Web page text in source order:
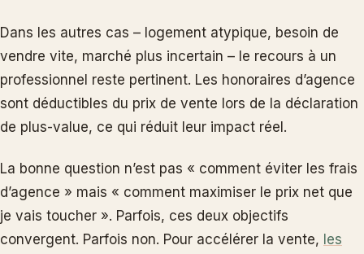
Dans les autres cas – logement atypique, besoin de
vendre vite, marché plus incertain – le recours à un
professionnel reste pertinent. Les honoraires d’agence
sont déductibles du prix de vente lors de la déclaration
de plus-value, ce qui réduit leur impact réel.
La bonne question n’est pas « comment éviter les frais
d’agence » mais « comment maximiser le prix net que
je vais toucher ». Parfois, ces deux objectifs
convergent. Parfois non. Pour accélérer la vente, les